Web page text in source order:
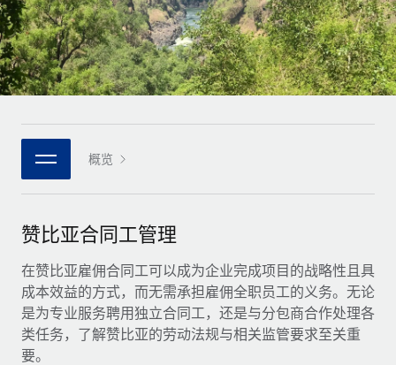
基础设施
Remote Embedded
将人力资源无缝融入工作流程
团队的内置核心人力资源功能
连接 新的
使用我们的 MCP 将任何人工智能工具与 Remote 平台相连
借助核心业务工具简化流程
服务
咨询专家
中型市场
通过定制化人力资源解决方案扩展团队
企业
与我们携手合作
战略技术合作伙伴
与我们共探合作机遇
Remote Build 即将推出
集成与人工智能自动化咨询
研究与指引
案例研究
人力资源术语表
核对表和模板
职位描述库
网络研讨会
活动
新闻室
薪金与人才洞察
洞察中心
Deutsch
Español
Italiano
Português (Portugal)
日本語
한국어
中文（简体）
概览
赞比亚合同工管理
在赞比亚雇佣合同工可以成为企业完成项目的战略性且具
成本效益的方式，而无需承担雇佣全职员工的义务。无论
是为专业服务聘用独立合同工，还是与分包商合作处理各
类任务，了解赞比亚的劳动法规与相关监管要求至关重
要。